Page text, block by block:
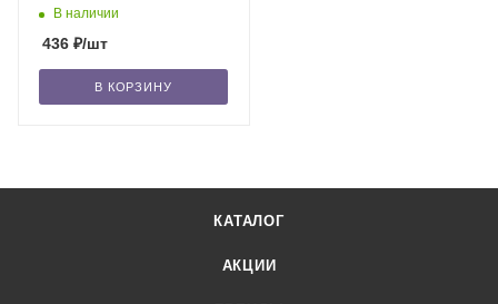
/20В наличии
436 ₽/шт
В КОРЗИНУ
КАТАЛОГ
АКЦИИ